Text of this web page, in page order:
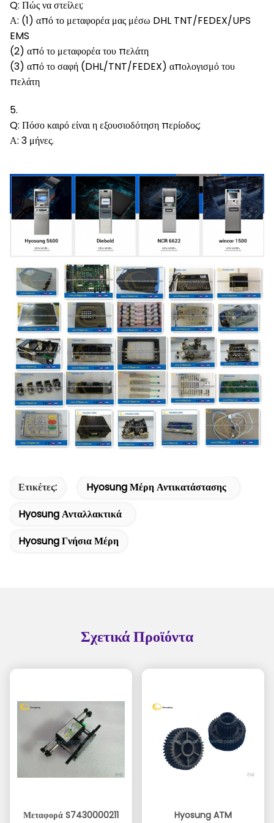
Q: Πώς να στείλει;
Α: (1) από το μεταφορέα μας μέσω DHL TNT/FEDEX/UPS
EMS
(2) από το μεταφορέα του πελάτη
(3) από το σαφή (DHL/TNT/FEDEX) απολογισμό του
πελάτη
5.
Q: Πόσο καιρό είναι η εξουσιοδότηση περίοδος;
Α: 3 μήνες.
Ετικέτες:
Hyosung Μέρη Αντικατάστασης
Hyosung Ανταλλακτικά
Hyosung Γνήσια Μέρη
Σχετικά Προϊόντα
Μεταφορά S7430000211
Hyosung ATM